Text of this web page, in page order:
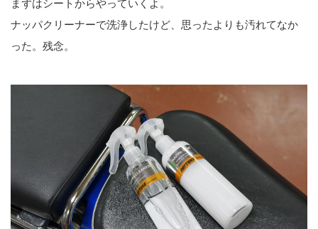
まずはシートからやっていくよ。
ナッパクリーナーで洗浄したけど、思ったよりも汚れてなか
った。残念。